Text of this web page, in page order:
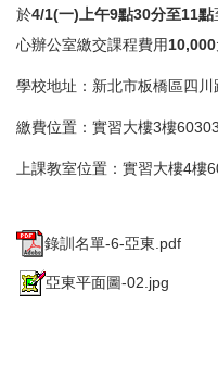
於4/1(一)上午9點30分至11點
心辦公室繳交課程費用10,000
學校地址：新北市板橋區四
繳費位置：實習大樓3樓
上課教室位置：實習大樓4樓
錄訓名單-6-亞東.pdf
亞東平面圖-02.jpg